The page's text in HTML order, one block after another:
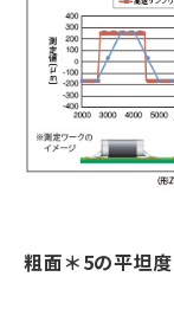
粗面＊5の平坦度